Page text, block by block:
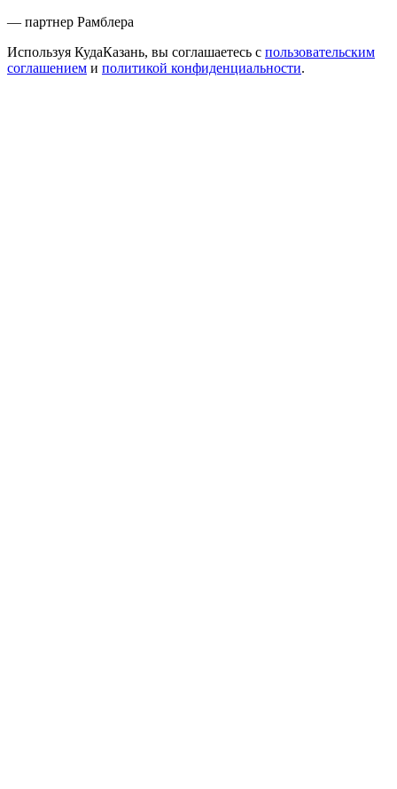
— партнер Рамблера
Используя КудаКазань, вы соглашаетесь с пользовательским
соглашением и политикой конфиденциальности.